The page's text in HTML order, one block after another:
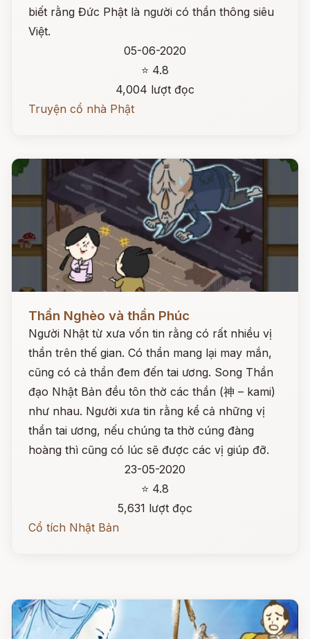
biết rằng Đức Phật là người có thần thông siêu
Việt.
05-06-2020
⭐ 4.8
4,004 lượt đọc
Truyện cổ nhà Phật
Đọc ngay
Thần Nghèo và thần Phúc
Người Nhật từ xưa vốn tin rằng có rất nhiều vị
thần trên thế gian. Có thần mang lại may mắn,
cũng có cả thần đem đến tai ương. Song Thần
đạo Nhật Bản đều tôn thờ các thần (神 – kami)
như nhau. Người xưa tin rằng kể cả những vị
thần tai ương, nếu chúng ta thờ cúng đàng
hoàng thì cũng có lúc sẽ được các vị giúp đỡ.
23-05-2020
⭐ 4.8
5,631 lượt đọc
Cổ tích Nhật Bản